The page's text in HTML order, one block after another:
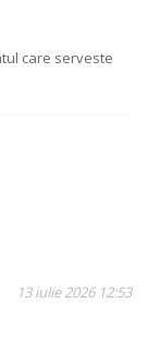
care serveste
13 iulie 2026 12:53